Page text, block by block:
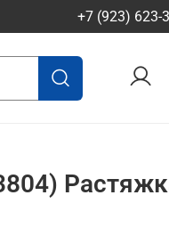
+7 (923) 623-